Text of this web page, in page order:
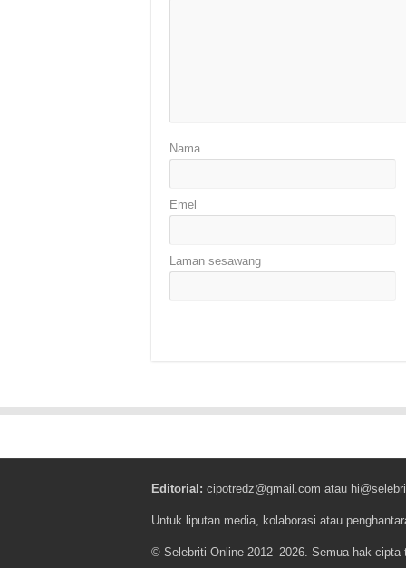
Nama
Emel
Laman sesawang
Editorial: cipotredz@gmail.com atau
Untuk liputan media, kolaborasi atau
© Selebriti Online 2012–2026. Semua hak cipta